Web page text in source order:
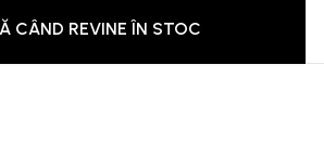
CÂND REVINE ÎN STOC